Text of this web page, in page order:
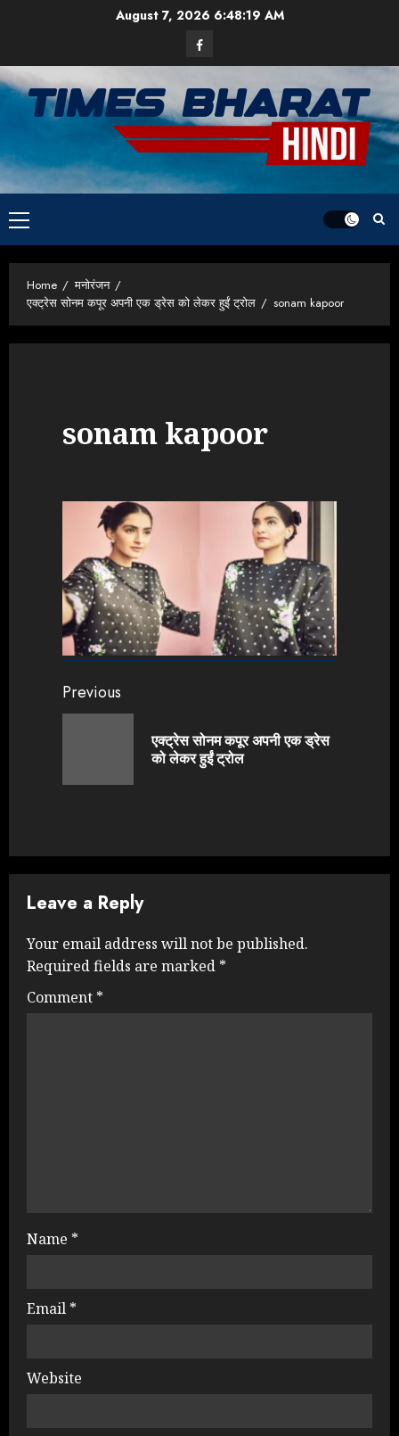
August 7, 2026 6:48:20 AM
Facebook
Primary
Menu
Home
मनोरंजन
एक्ट्रेस सोनम कपूर अपनी एक ड्रेस को लेकर हुईं ट्रोल
sonam kapoor
sonam kapoor
Continue
Reading
Previous
एक्ट्रेस सोनम कपूर अपनी एक ड्रेस
को लेकर हुईं ट्रोल
Leave a Reply
Your email address will not be published.
Required fields are marked *
Comment *
Name *
Email *
Website